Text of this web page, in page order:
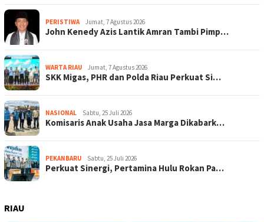
PERISTIWA Jumat, 7 Agustus 2026
John Kenedy Azis Lantik Amran Tambi Pimp…
WARTA RIAU Jumat, 7 Agustus 2026
SKK Migas, PHR dan Polda Riau Perkuat Si…
NASIONAL Sabtu, 25 Juli 2026
Komisaris Anak Usaha Jasa Marga Dikabark…
PEKANBARU Sabtu, 25 Juli 2026
Perkuat Sinergi, Pertamina Hulu Rokan Pa…
RIAU